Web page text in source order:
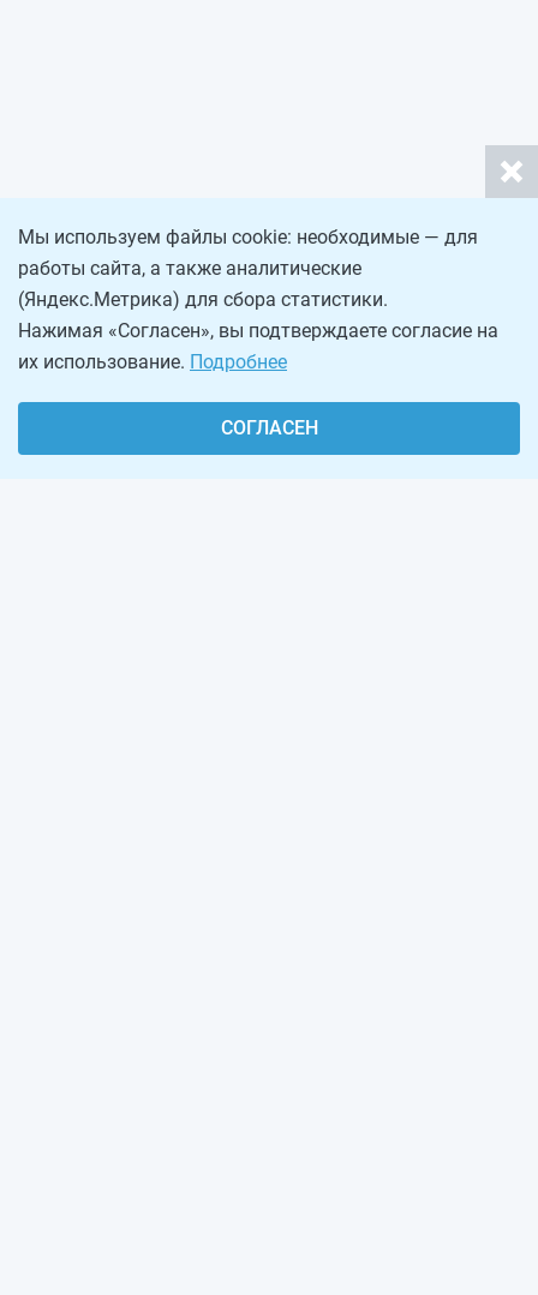
Мы используем файлы cookie: необходимые — для
работы сайта, а также аналитические
(Яндекс.Метрика) для сбора статистики.
Нажимая «Согласен», вы подтверждаете согласие на
их использование. Подробнее
СОГЛАСЕН